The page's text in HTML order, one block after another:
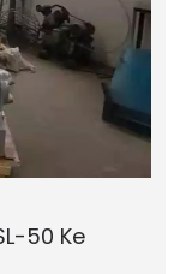
50 Ke